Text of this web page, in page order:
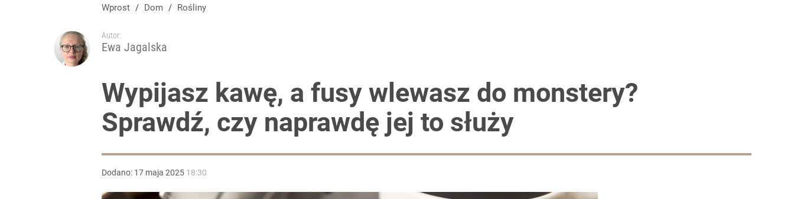
Wprost / Dom / Rośliny
Autor:
Ewa Jagalska
Wypijasz kawę, a fusy wlewasz do monstery?
Sprawdź, czy naprawdę jej to służy
Dodano: 17 maja 2025 18:30